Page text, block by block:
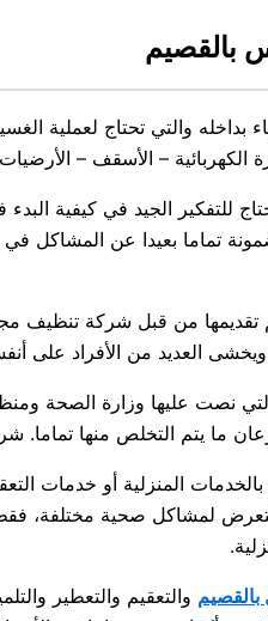
بالقصيم
والتي تحتاج لعملية
الكهربائية – الأسقف –
للتفكير الجيد في كيفية
تماما بعيدا عن المشاكل في
تقديمها من قبل شركة تنظيف
العديد من الأفراد على
نصت عليها وزارة الصحة
ما يتم التخلص منها تماما.
بالخدمات المنزلية أو خدمات
لمشاكل صحية مختلفة،
بالقصيم والتعقيم والتعطير